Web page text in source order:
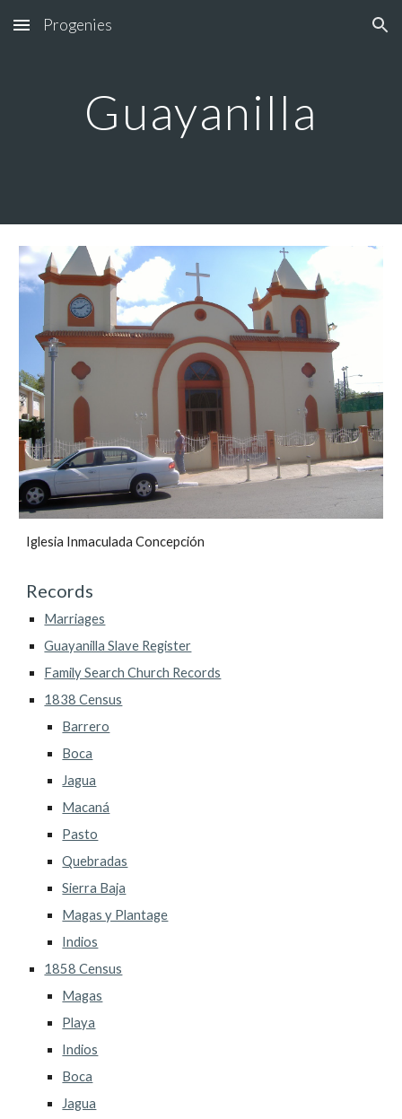
Skip to main content Skip to navigation
Progenies
Guayanilla
Iglesia Inmaculada Concepción
Records
Marriages
Guayanilla Slave Register
Family Search Church Records
1838 Census
Barrero
Boca
Jagua
Macaná
Pasto
Quebradas
Sierra Baja
Magas y Plantage
Indios
1858 Census
Magas
Playa
Indios
Boca
Jagua